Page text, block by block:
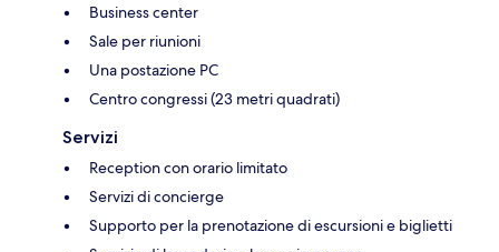
Business center
Sale per riunioni
Una postazione PC
Centro congressi (23 metri quadrati)
Servizi
Reception con orario limitato
Servizi di concierge
Supporto per la prenotazione di escursioni e biglietti